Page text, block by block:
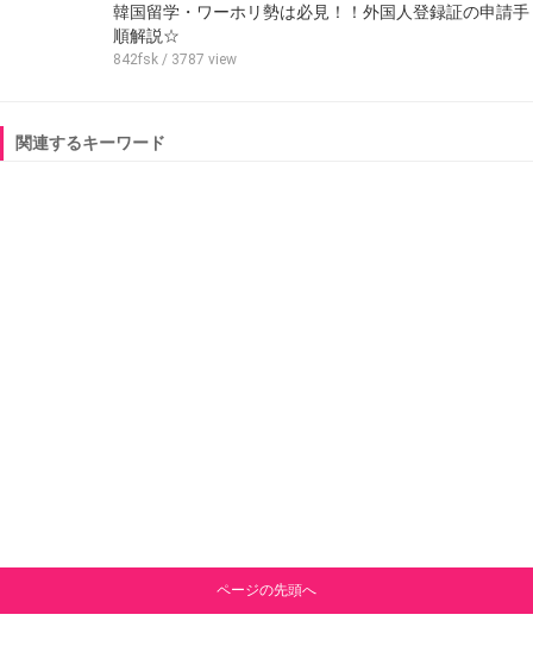
韓国留学・ワーホリ勢は必見！！外国人登録証の申請手
順解説☆
842fsk / 3787 view
関連するキーワード
ページの先頭へ